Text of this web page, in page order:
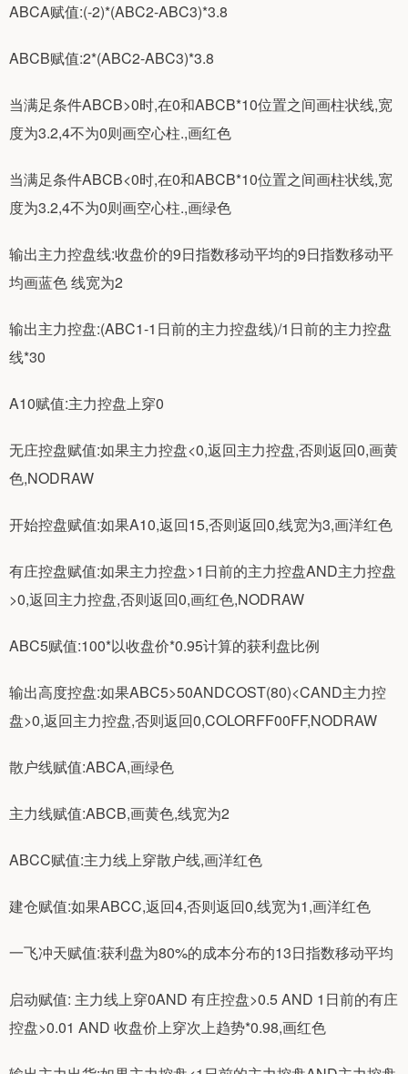
ABCA赋值:(-2)*(ABC2-ABC3)*3.8
ABCB赋值:2*(ABC2-ABC3)*3.8
当满足条件ABCB>0时,在0和ABCB*10位置之间画柱状线,宽
度为3.2,4不为0则画空心柱.,画红色
当满足条件ABCB<0时,在0和ABCB*10位置之间画柱状线,宽
度为3.2,4不为0则画空心柱.,画绿色
输出主力控盘线:收盘价的9日指数移动平均的9日指数移动平
均画蓝色 线宽为2
输出主力控盘:(ABC1-1日前的主力控盘线)/1日前的主力控盘
线*30
A10赋值:主力控盘上穿0
无庄控盘赋值:如果主力控盘<0,返回主力控盘,否则返回0,画黄
色,NODRAW
开始控盘赋值:如果A10,返回15,否则返回0,线宽为3,画洋红色
有庄控盘赋值:如果主力控盘>1日前的主力控盘AND主力控盘
>0,返回主力控盘,否则返回0,画红色,NODRAW
ABC5赋值:100*以收盘价*0.95计算的获利盘比例
输出高度控盘:如果ABC5>50ANDCOST(80)<CAND主力控
盘>0,返回主力控盘,否则返回0,COLORFF00FF,NODRAW
散户线赋值:ABCA,画绿色
主力线赋值:ABCB,画黄色,线宽为2
ABCC赋值:主力线上穿散户线,画洋红色
建仓赋值:如果ABCC,返回4,否则返回0,线宽为1,画洋红色
一飞冲天赋值:获利盘为80%的成本分布的13日指数移动平均
启动赋值: 主力线上穿0AND 有庄控盘>0.5 AND 1日前的有庄
控盘>0.01 AND 收盘价上穿次上趋势*0.98,画红色